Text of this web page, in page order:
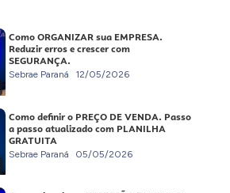
Como ORGANIZAR sua EMPRESA.
Reduzir erros e crescer com
SEGURANÇA.
Sebrae Paraná 12/05/2026
Como definir o PREÇO DE VENDA. Passo
a passo atualizado com PLANILHA
GRATUITA
Sebrae Paraná 05/05/2026